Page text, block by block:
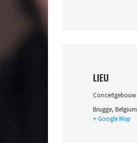
LIEU
Concertgebouw
Brugge, Belgium
+ Google Map